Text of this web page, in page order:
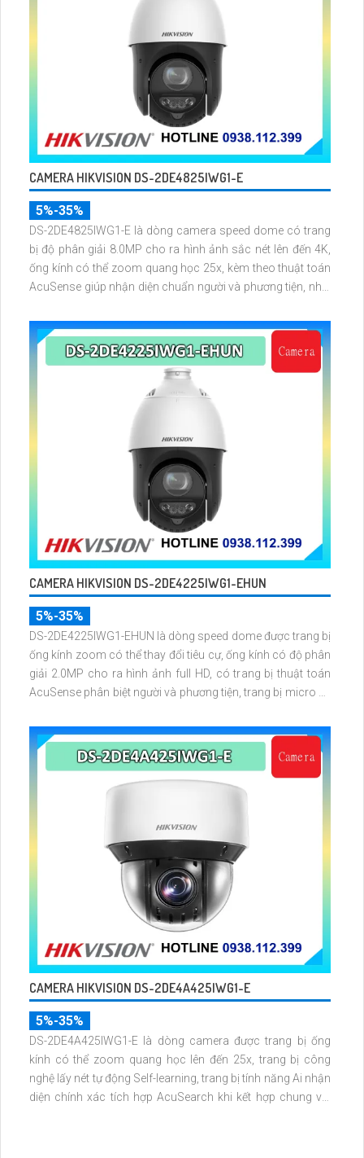
CAMERA HIKVISION DS-2DE4825IWG1-E
5%-35%
DS-2DE4825IWG1-E là dòng camera speed dome có trang
bị độ phân giải 8.0MP cho ra hình ảnh sắc nét lên đến 4K,
ống kính có thể zoom quang học 25x, kèm theo thuật toán
AcuSense giúp nhận diện chuẩn người và phương tiện, nhìn
CAMERA HIKVISION DS-2DE4225IWG1-EHUN
5%-35%
DS-2DE4225IWG1-EHUN là dòng speed dome được trang bị
ống kính zoom có thể thay đổi tiêu cự, ống kính có độ phân
giải 2.0MP cho ra hình ảnh full HD, có trang bị thuật toán
AcuSense phân biệt người và phương tiện, trang bị micro và
100m
CAMERA HIKVISION DS-2DE4A425IWG1-E
5%-35%
DS-2DE4A425IWG1-E là dòng camera được trang bị ống
kính có thể zoom quang học lên đến 25x, trang bị công
nghệ lấy nét tự động Self-learning, trang bị tính năng Ai nhận
diện chính xác tích hợp AcuSearch khi kết hợp chung với